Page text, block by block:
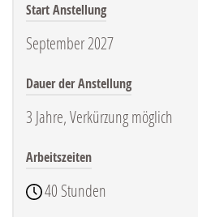
Start Anstellung
September 2027
Dauer der Anstellung
3 Jahre, Verkürzung möglich
Arbeitszeiten
40 Stunden